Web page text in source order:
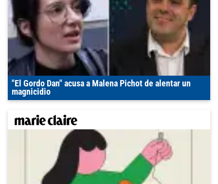
"El Gordo Dan" acusa a Malena Pichot de alentar un
magnicidio